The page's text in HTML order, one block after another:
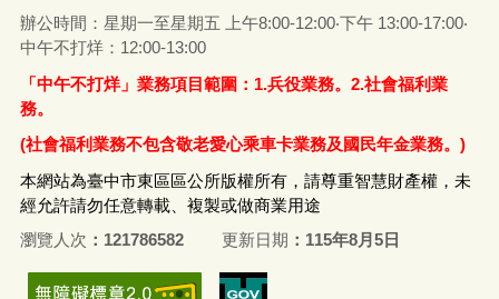
辦公時間：星期一至星期五 上午8:00-12:00‧下午 13:00-17:00‧
中午不打烊：12:00-13:00
「中午不打烊」業務項目範圍：1.兵役業務。2.社會福利業
務。
(社會福利業務不包含敬老愛心乘車卡業務及國民年金業務。)
本網站為臺中市東區區公所版權所有，請尊重智慧財產權，未
經允許請勿任意轉載、複製或做商業用途
瀏覽人次
121786582 更新日期 115年8月5日